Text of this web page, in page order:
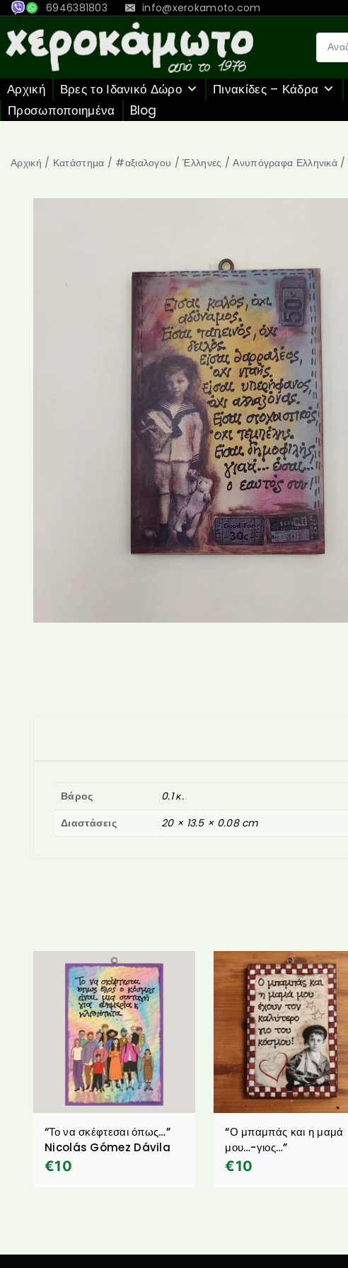
6946381803 info@xerokamoto.com
Αρχική Βρες το Ιδανικό Δώρο Πινακίδες – Κάδρα
Προσωποποιημένα
Blog
Αρχική / Κατάστημα / #αξιαλογου / Έλληνες / Ανυπόγραφα Ελληνικά /
Βάρος
0.1 κ.
Διαστάσεις
20 × 13.5 × 0.08 cm
“Το να σκέφτεσαι όπως…”
Nicolás Gómez Dávila
€10
“Ο μπαμπάς και η μαμά
μου…-γιος…”
€10